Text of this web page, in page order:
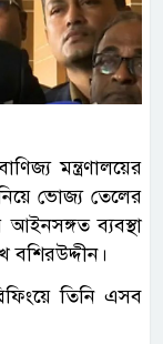
মন্ত্রণালয়ের
ভোজ্য তেলের
ব্যবস্থা
বশিরউদ্দীন।
তিনি এসব